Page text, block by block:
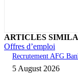
ARTICLES
Offres d’emploi
Recrutement AFG
5 August 2026